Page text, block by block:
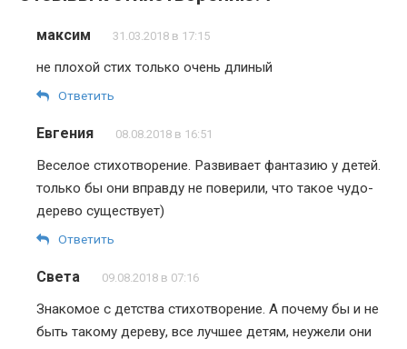
максим 31.03.2018 в 17:15
не плохой стих только очень длиный
Ответить
Евгения 08.08.2018 в 16:51
Веселое стихотворение. Развивает фантазию у детей.
только бы они вправду не поверили, что такое чудо-
дерево существует)
Ответить
Света 09.08.2018 в 07:16
Знакомое с детства стихотворение. А почему бы и не
быть такому дереву, все лучшее детям, неужели они